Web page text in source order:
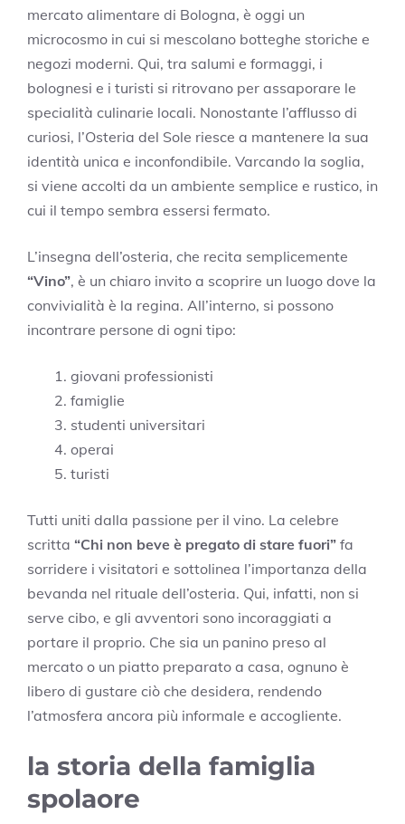
mercato alimentare di Bologna, è oggi un
microcosmo in cui si mescolano botteghe storiche e
negozi moderni. Qui, tra salumi e formaggi, i
bolognesi e i turisti si ritrovano per assaporare le
specialità culinarie locali. Nonostante l’afflusso di
curiosi, l’Osteria del Sole riesce a mantenere la sua
identità unica e inconfondibile. Varcando la soglia,
si viene accolti da un ambiente semplice e rustico, in
cui il tempo sembra essersi fermato.
L’insegna dell’osteria, che recita semplicemente
“Vino”, è un chiaro invito a scoprire un luogo dove la
convivialità è la regina. All’interno, si possono
incontrare persone di ogni tipo:
giovani professionisti
famiglie
studenti universitari
operai
turisti
Tutti uniti dalla passione per il vino. La celebre
scritta “Chi non beve è pregato di stare fuori” fa
sorridere i visitatori e sottolinea l’importanza della
bevanda nel rituale dell’osteria. Qui, infatti, non si
serve cibo, e gli avventori sono incoraggiati a
portare il proprio. Che sia un panino preso al
mercato o un piatto preparato a casa, ognuno è
libero di gustare ciò che desidera, rendendo
l’atmosfera ancora più informale e accogliente.
la storia della famiglia
spolaore